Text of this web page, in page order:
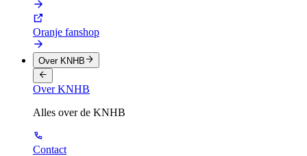
Oranje fanshop
Over KNHB
Over KNHB
Alles over de KNHB
Contact